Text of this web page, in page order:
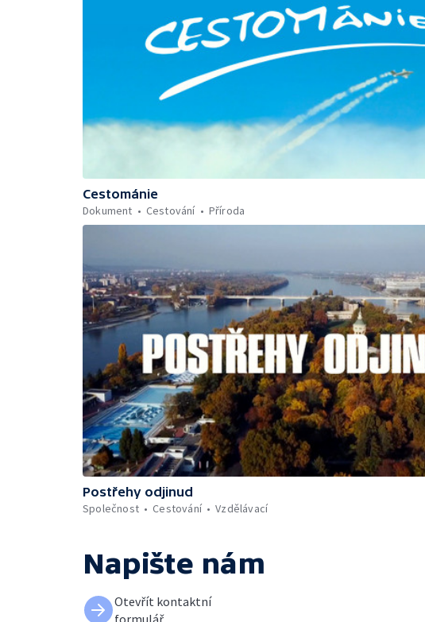
Cestománie
Dokument
Cestování Příroda
Postřehy odjinud
Společnost
Cestování Vzdělávací
Napište nám
Otevřít kontaktní
formulář